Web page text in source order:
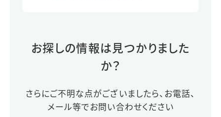
お探しの情報は見つかりました
か？
さらにご不明な点がございましたら、お電話、
メール等でお問い合わせください